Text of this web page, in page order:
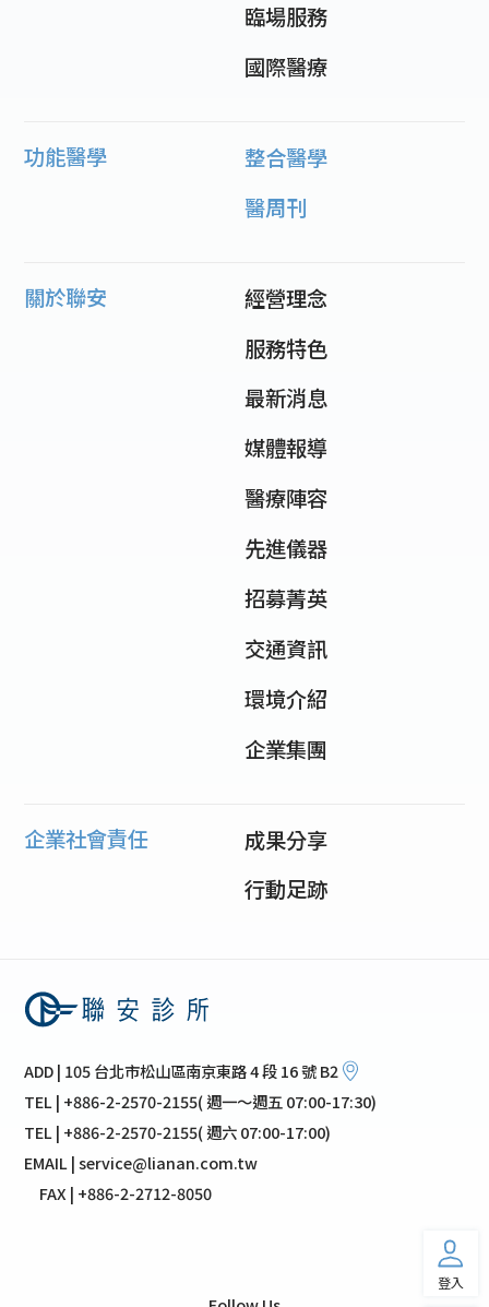
臨場服務
國際醫療
功能醫學
整合醫學
醫周刊
關於聯安
經營理念
服務特色
最新消息
媒體報導
醫療陣容
先進儀器
招募菁英
交通資訊
環境介紹
企業集團
企業社會責任
成果分享
行動足跡
ADD | 105 台北市松山區南京東路 4 段 16 號 B2
TEL | +886-2-2570-2155( 週一～週五 07:00-17:30)
TEL | +886-2-2570-2155( 週六 07:00-17:00)
EMAIL | service@lianan.com.tw
FAX | +886-2-2712-8050
登入